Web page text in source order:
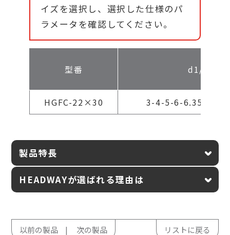
イズを選択し、選択した仕様のパ
ラメータを確認してください。
型番 d1/d2選
HGFC-22×30 3-4-5-6-6.35-7-8-
製品特長
HEADWAYが選ばれる理由は
以前の製品 次の製品 リストに戻る